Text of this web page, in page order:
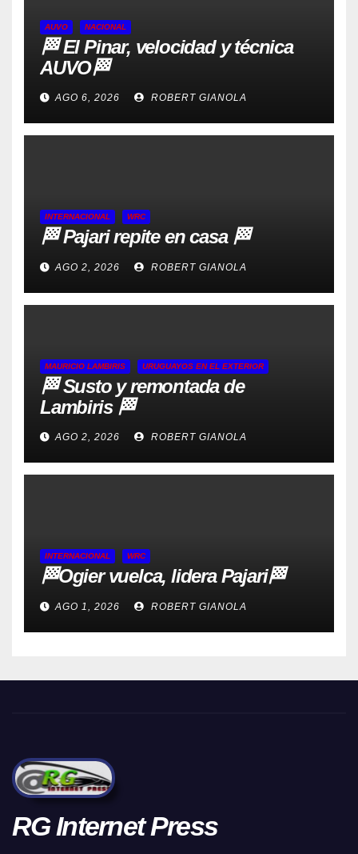
AUVO NACIONAL
🏁 El Pinar, velocidad y técnica
AUVO🏁
AGO 6, 2026 ROBERT GIANOLA
INTERNACIONAL WRC
🏁 Pajari repite en casa 🏁
AGO 2, 2026 ROBERT GIANOLA
MAURICIO LAMBIRIS URUGUAYOS EN EL EXTERIOR
🏁 Susto y remontada de
Lambiris 🏁
AGO 2, 2026 ROBERT GIANOLA
INTERNACIONAL WRC
🏁Ogier vuelca, lidera Pajari🏁
AGO 1, 2026 ROBERT GIANOLA
RG Internet Press